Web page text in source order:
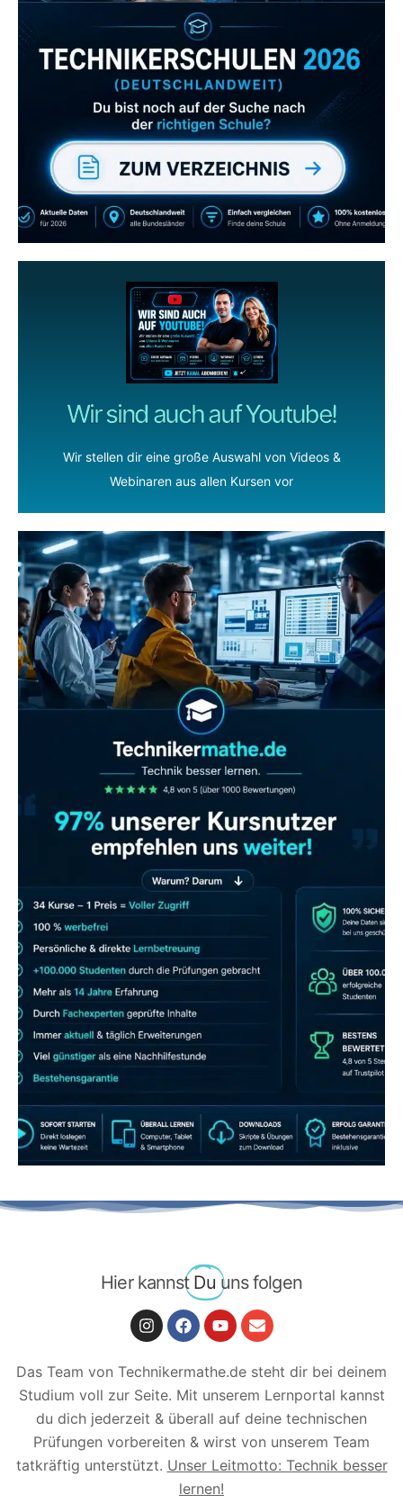
Zum Verzeichnis
Wir sind auch auf Youtube!
Wir stellen dir eine große Auswahl von Videos &
Webinaren aus allen Kursen vor
Abonniere uns auch
gerne
wenn dir unsere Videos gefallen!
ZUM YOUTUBE KANAL
LERNEN
Hier kannst Du uns folgen
Das Team von Technikermathe.de steht dir bei deinem
Studium voll zur Seite. Mit unserem Lernportal kannst
du dich jederzeit & überall auf deine technischen
Prüfungen vorbereiten & wirst von unserem Team
tatkräftig unterstützt. Unser Leitmotto: Technik besser
lernen!